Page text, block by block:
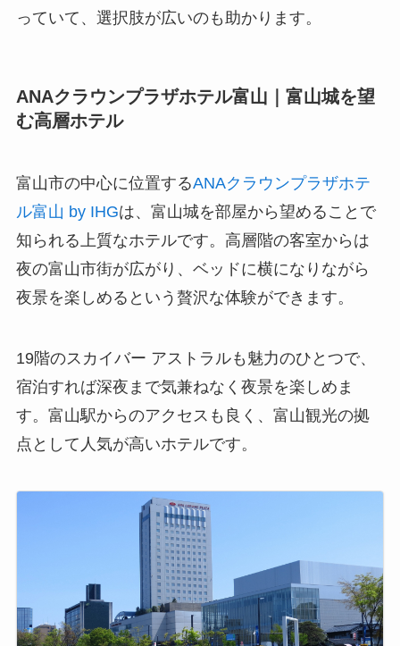
っていて、選択肢が広いのも助かります。
ANAクラウンプラザホテル富山｜富山城を望
む高層ホテル
富山市の中心に位置するANAクラウンプラザホテ
ル富山 by IHGは、富山城を部屋から望めることで
知られる上質なホテルです。高層階の客室からは
夜の富山市街が広がり、ベッドに横になりながら
夜景を楽しめるという贅沢な体験ができます。
19階のスカイバー アストラルも魅力のひとつで、
宿泊すれば深夜まで気兼ねなく夜景を楽しめま
す。富山駅からのアクセスも良く、富山観光の拠
点として人気が高いホテルです。